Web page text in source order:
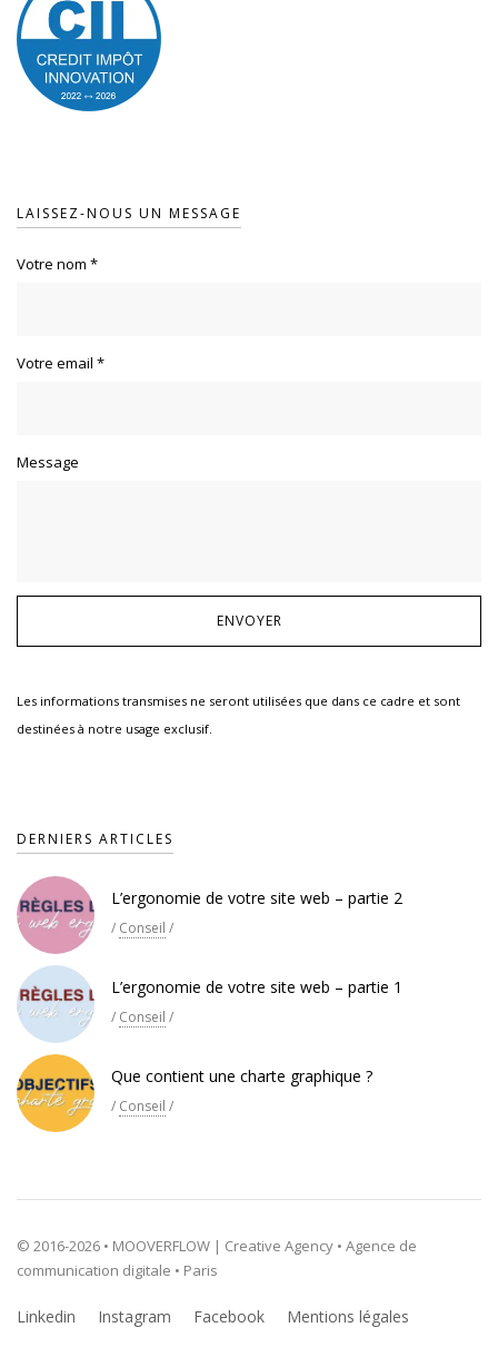
LAISSEZ-NOUS UN MESSAGE
Votre nom *
Votre email *
Message
Les informations transmises ne seront utilisées que dans ce cadre et sont
destinées à notre usage exclusif.
DERNIERS ARTICLES
L’ergonomie de votre site web – partie 2
/ Conseil /
L’ergonomie de votre site web – partie 1
/ Conseil /
Que contient une charte graphique ?
/ Conseil /
© 2016-2026 • MOOVERFLOW | Creative Agency • Agence de
communication digitale • Paris
Linkedin Instagram Facebook Mentions légales